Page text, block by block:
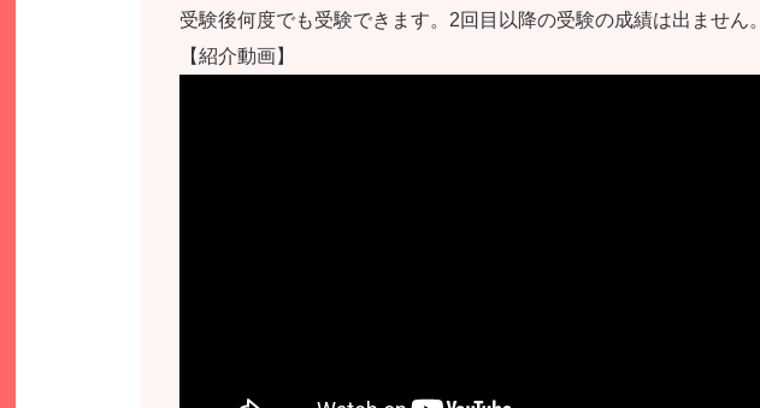
受験後何度でも受験できます。2回目以降の受験の成績は出ません。
【紹介動画】